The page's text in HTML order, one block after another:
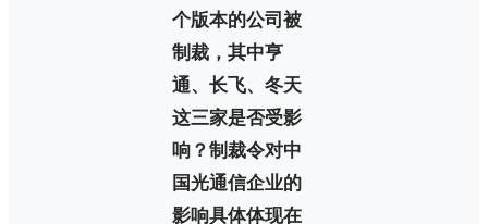
个版本的公司被
制裁，其中亨
通、长飞、冬天
这三家是否受影
响？制裁令对中
国光通信企业的
影响具体体现在